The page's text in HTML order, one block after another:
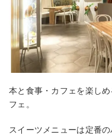
本と食事・カフェを楽し
フェ。
スイーツメニューは定番